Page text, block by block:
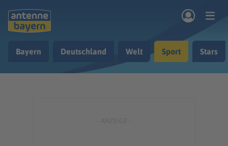
Bayern Deutschland Welt Sport Stars